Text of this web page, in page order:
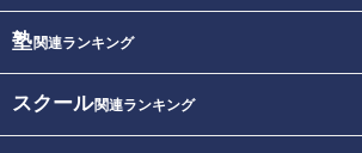
塾関連ランキング
スクール関連ランキング